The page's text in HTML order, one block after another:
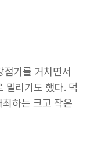
기를 거치면서
밀리기도 했다. 덕
하는 크고 작은